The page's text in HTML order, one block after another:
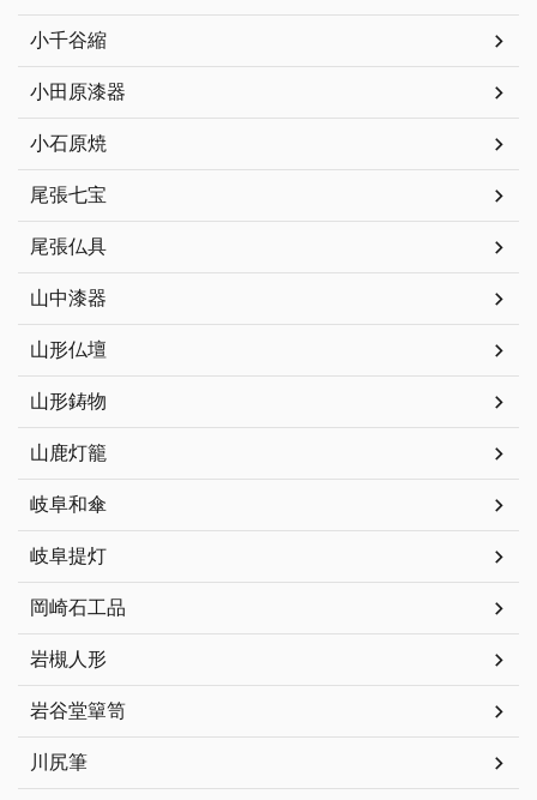
小千谷縮
小田原漆器
小石原焼
尾張七宝
尾張仏具
山中漆器
山形仏壇
山形鋳物
山鹿灯籠
岐阜和傘
岐阜提灯
岡崎石工品
岩槻人形
岩谷堂簞笥
川尻筆